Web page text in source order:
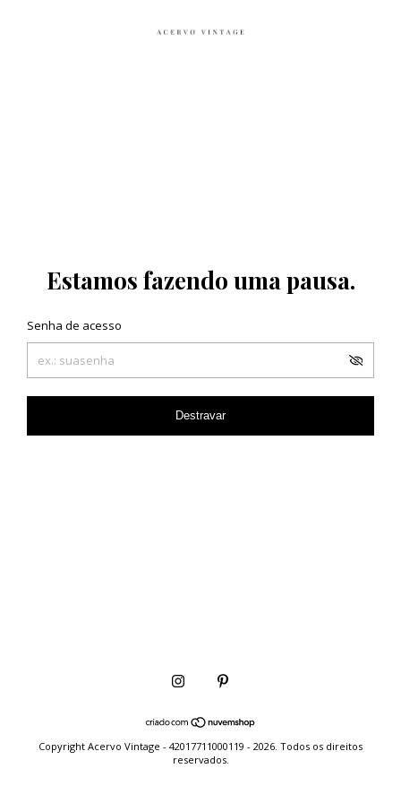
Estamos fazendo uma pausa.
Senha de acesso
Destravar
Copyright Acervo Vintage - 42017711000119 - 2026. Todos os direitos
reservados.